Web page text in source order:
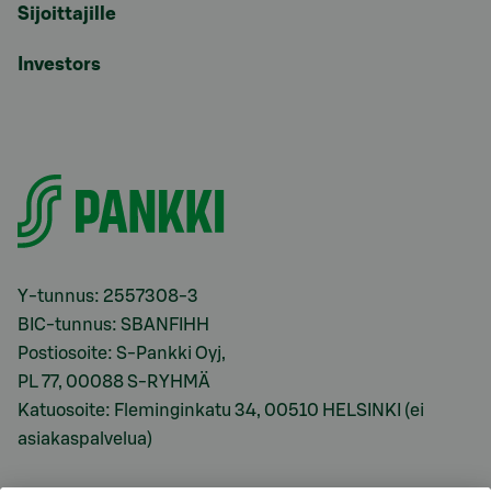
Sijoittajille
Investors
Y-tunnus: 2557308-3
BIC-tunnus: SBANFIHH
Postiosoite: S-Pankki Oyj,
PL 77, 00088 S-RYHMÄ
Katuosoite: Fleminginkatu 34, 00510 HELSINKI (ei
asiakaspalvelua)